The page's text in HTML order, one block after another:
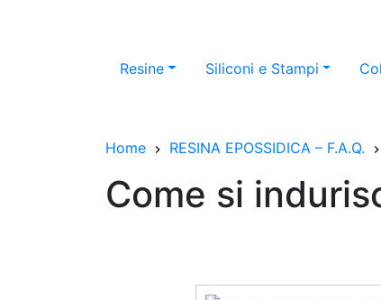
Resine Siliconi e Stampi
Home RESINA EPOSSIDICA – F.A.Q.
Come si